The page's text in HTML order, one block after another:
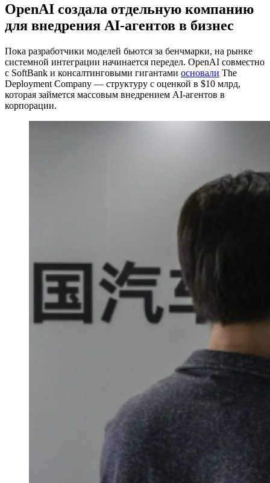
OpenAI создала отдельную компанию
для внедрения AI-агентов в бизнес
Пока разработчики моделей бьются за бенчмарки, на рынке
системной интеграции начинается передел. OpenAI совместно
с SoftBank и консалтинговыми гигантами основали The
Deployment Company — структуру с оценкой в $10 млрд,
которая займется массовым внедрением AI-агентов в
корпорации.